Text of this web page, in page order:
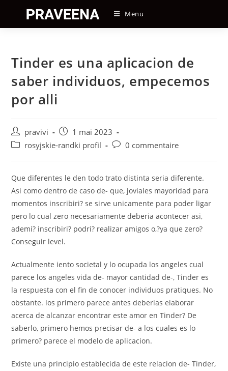
content
Menu
Tinder es una aplicacion de
saber individuos, empecemos
por alli
Auteur/autrice
de
pravivi
Post
published:
1 mai 2023
Postrosyjskie-randki profil
Post0 commentaire
Que diferentes le den todo trato distinta seri­a diferente.
Asi­ como dentro de caso de- que, joviales mayoridad para
momentos inscribiri? se sirve unicamente para poder ligar
pero lo cual zero necesariamente deberia acontecer asi,
ademi? inscribiri? podri? realizar amigos o,?ya que zero?
Conseguir level.
Actualmente iento societal y lo ocupada los angeles cual
parece los angeles vida de- mayor cantidad de-, Tinder es
la respuesta con el fin de conocer individuos pratiques. No
obstante. los primero parece antes deberias elaborar
acerca de alcanzar encontrar este amor en Tinder? De
saberlo, primero hemos precisar de- a los cuales es lo
primero? parece el modelo de aplicacion.
Existe una principio establecida de este relacion de- Tinder,